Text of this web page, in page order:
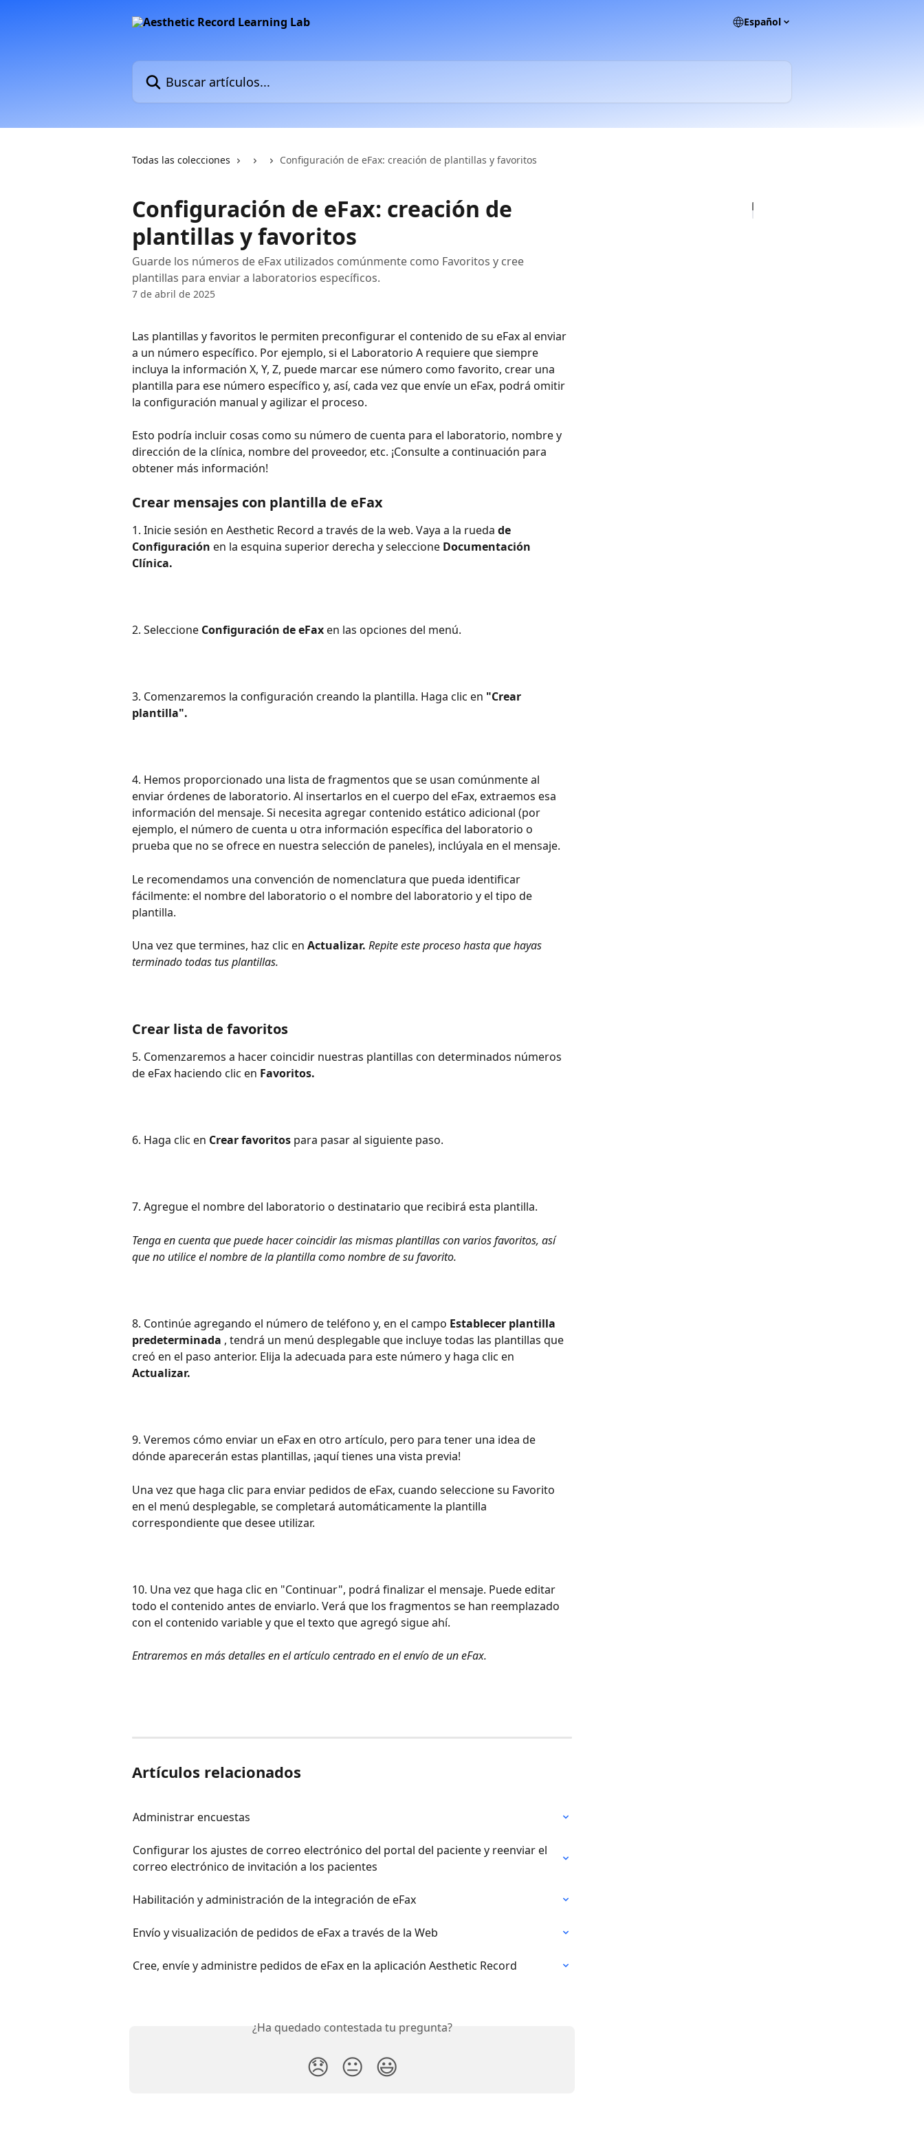
Español
Buscar artículos...
Todas las colecciones Configuración de eFax: creación de plantillas y favoritos
Configuración de eFax: creación de
plantillas y favoritos
Guarde los números de eFax utilizados comúnmente como Favoritos y cree
plantillas para enviar a laboratorios específicos.
7 de abril de 2025
Las plantillas y favoritos le permiten preconfigurar el contenido de su eFax al enviar
a un número específico. Por ejemplo, si el Laboratorio A requiere que siempre
incluya la información X, Y, Z, puede marcar ese número como favorito, crear una
plantilla para ese número específico y, así, cada vez que envíe un eFax, podrá omitir
la configuración manual y agilizar el proceso.
Esto podría incluir cosas como su número de cuenta para el laboratorio, nombre y
dirección de la clínica, nombre del proveedor, etc. ¡Consulte a continuación para
obtener más información!
Crear mensajes con plantilla de eFax
1. Inicie sesión en Aesthetic Record a través de la web. Vaya a la rueda de
Configuración en la esquina superior derecha y seleccione Documentación
Clínica.
2. Seleccione Configuración de eFax en las opciones del menú.
3. Comenzaremos la configuración creando la plantilla. Haga clic en "Crear
plantilla".
4. Hemos proporcionado una lista de fragmentos que se usan comúnmente al
enviar órdenes de laboratorio. Al insertarlos en el cuerpo del eFax, extraemos esa
información del mensaje. Si necesita agregar contenido estático adicional (por
ejemplo, el número de cuenta u otra información específica del laboratorio o
prueba que no se ofrece en nuestra selección de paneles), inclúyala en el mensaje.
Le recomendamos una convención de nomenclatura que pueda identificar
fácilmente: el nombre del laboratorio o el nombre del laboratorio y el tipo de
plantilla.
Una vez que termines, haz clic en Actualizar. Repite este proceso hasta que hayas
terminado todas tus plantillas.
Crear lista de favoritos
5. Comenzaremos a hacer coincidir nuestras plantillas con determinados números
de eFax haciendo clic en Favoritos.
6. Haga clic en Crear favoritos para pasar al siguiente paso.
7. Agregue el nombre del laboratorio o destinatario que recibirá esta plantilla.
Tenga en cuenta que puede hacer coincidir las mismas plantillas con varios favoritos, así
que no utilice el nombre de la plantilla como nombre de su favorito.
8. Continúe agregando el número de teléfono y, en el campo Establecer plantilla
predeterminada , tendrá un menú desplegable que incluye todas las plantillas que
creó en el paso anterior. Elija la adecuada para este número y haga clic en
Actualizar.
9. Veremos cómo enviar un eFax en otro artículo, pero para tener una idea de
dónde aparecerán estas plantillas, ¡aquí tienes una vista previa!
Una vez que haga clic para enviar pedidos de eFax, cuando seleccione su Favorito
en el menú desplegable, se completará automáticamente la plantilla
correspondiente que desee utilizar.
10. Una vez que haga clic en "Continuar", podrá finalizar el mensaje. Puede editar
todo el contenido antes de enviarlo. Verá que los fragmentos se han reemplazado
con el contenido variable y que el texto que agregó sigue ahí.
Entraremos en más detalles en el artículo centrado en el envío de un eFax.
Artículos relacionados
Administrar encuestas
Configurar los ajustes de correo electrónico del portal del paciente y reenviar el
correo electrónico de invitación a los pacientes
Habilitación y administración de la integración de eFax
Envío y visualización de pedidos de eFax a través de la Web
Cree, envíe y administre pedidos de eFax en la aplicación Aesthetic Record
¿Ha quedado contestada tu pregunta?
😞 😐 😃